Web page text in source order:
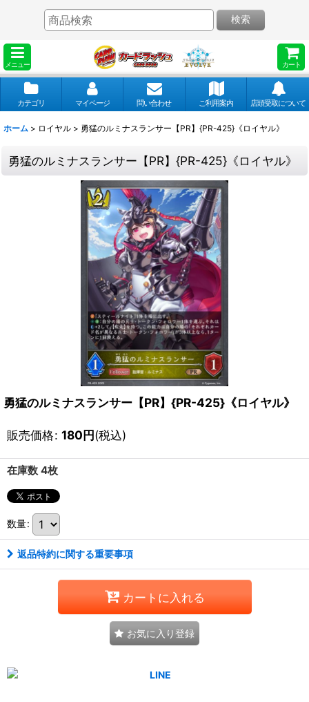
メニュー カート
検索
カテゴリ マイページ 問い合わせ ご利用案内 店頭受取について
ホーム > ロイヤル > 勇猛のルミナスランサー【PR】{PR-425}《ロイヤル》
勇猛のルミナスランサー【PR】{PR-425}《ロイヤル》
勇猛のルミナスランサー【PR】{PR-425}《ロイヤル》
販売価格: 180円(税込)
在庫数 4枚
数量:
返品特約に関する重要事項
カートに入れる
お気に入り登録